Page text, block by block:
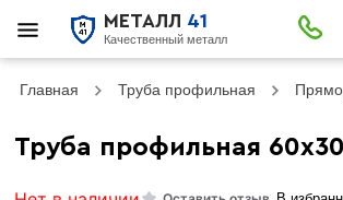
МЕТАЛЛ 41
Качественный металл
Главная Труба профильная
Труба профильная